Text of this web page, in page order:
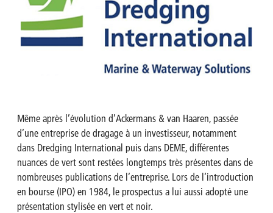
Même après l’évolution d’Ackermans & van Haaren, passée
d’une entreprise de dragage à un investisseur, notamment
dans Dredging International puis dans DEME, différentes
nuances de vert sont restées longtemps très présentes dans de
nombreuses publications de l’entreprise. Lors de l’introduction
en bourse (IPO) en 1984, le prospectus a lui aussi adopté une
présentation stylisée en vert et noir.